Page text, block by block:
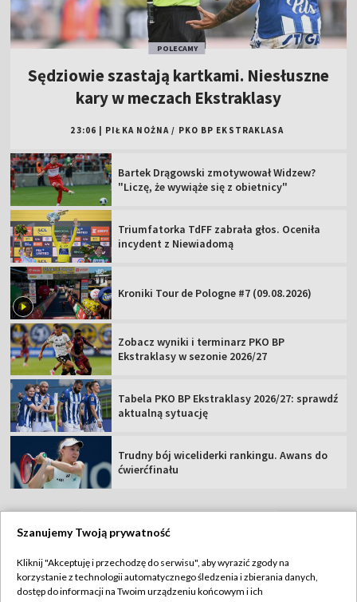
POLECAMY
Sędziowie szastają kartkami. Niesłuszne
kary w meczach Ekstraklasy
23:06 PIŁKA NOŻNA / PKO BP EKSTRAKLASA
Bartek Drągowski zmotywował Widzew?
"Liczę, że wywiąże się z obietnicy"
Triumfatorka TdFF zabrała głos. Oceniła
incydent z Niewiadomą
Kroniki Tour de Pologne #7 (09.08.2026)
Zobacz wyniki i terminarz PKO BP
Ekstraklasy w sezonie 2026/27
Tabela PKO BP Ekstraklasy 2026/27: sprawdź
aktualną sytuację
Trudny bój wiceliderki rankingu. Awans do
ćwierćfinału
Abonament TVP
Regulamin TVP
Szanujemy Twoją prywatność
Kliknij "Akceptuję i przechodzę do serwisu", aby wyrazić zgody na
korzystanie z technologii automatycznego śledzenia i zbierania danych,
dostęp do informacji na Twoim urządzeniu końcowym i ich